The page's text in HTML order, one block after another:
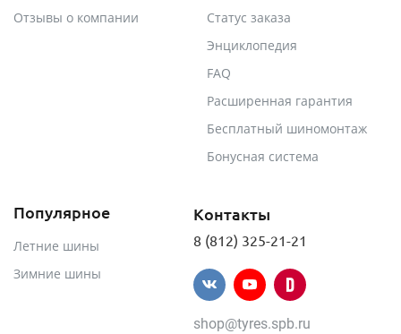
Отзывы о компании
Статус заказа
Энциклопедия
FAQ
Расширенная гарантия
Бесплатный шиномонтаж
Бонусная система
Популярное
Летние шины
Зимние шины
Контакты
8 (812) 325-21-21
shop@tyres.spb.ru